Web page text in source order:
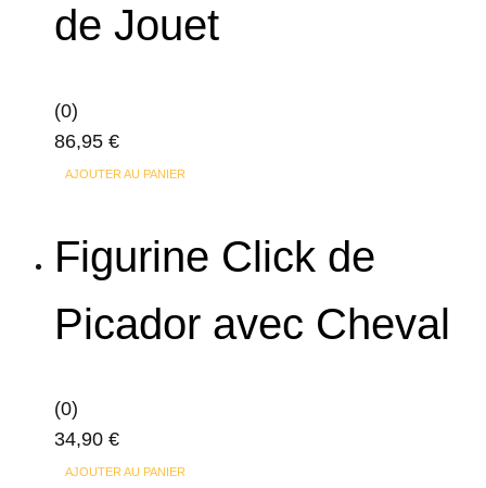
de Jouet
(0)
86,95 €
AJOUTER AU PANIER
Figurine Click de
Picador avec Cheval
(0)
34,90 €
AJOUTER AU PANIER